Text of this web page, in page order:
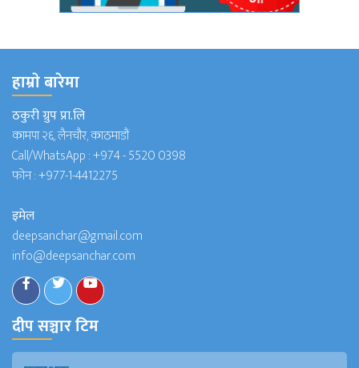
हाम्राे बारेमा
ठकुरी ग्रुप प्रा.लि
कामपा २६, लैनचौर, काठमाडौं
Call/WhatsApp :+974 - 5520 0398
फोन :+977-1-4412275
इमेल
deepsanchar@gmail.com
info@deepsanchar.com
दीप सञ्चार टिम